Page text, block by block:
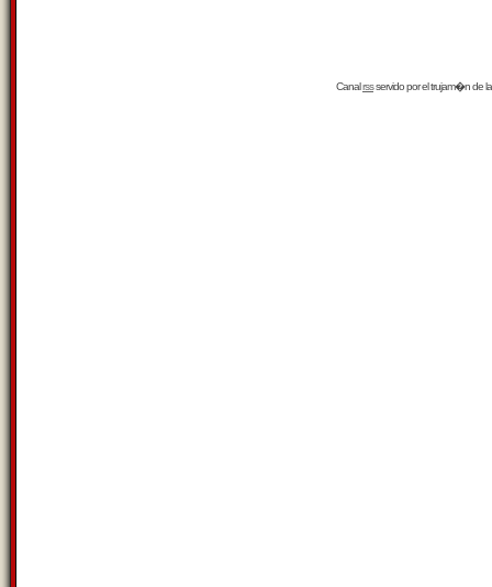
Canalrssservido por eltrujam�nde